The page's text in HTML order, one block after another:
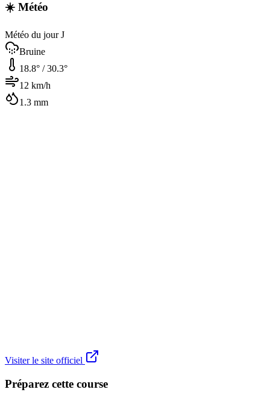
☀️ Météo
Météo du jour J
Bruine
18.8° /30.3°
12 km/h
1.3 mm
Visiter le site officiel
Préparez cette course